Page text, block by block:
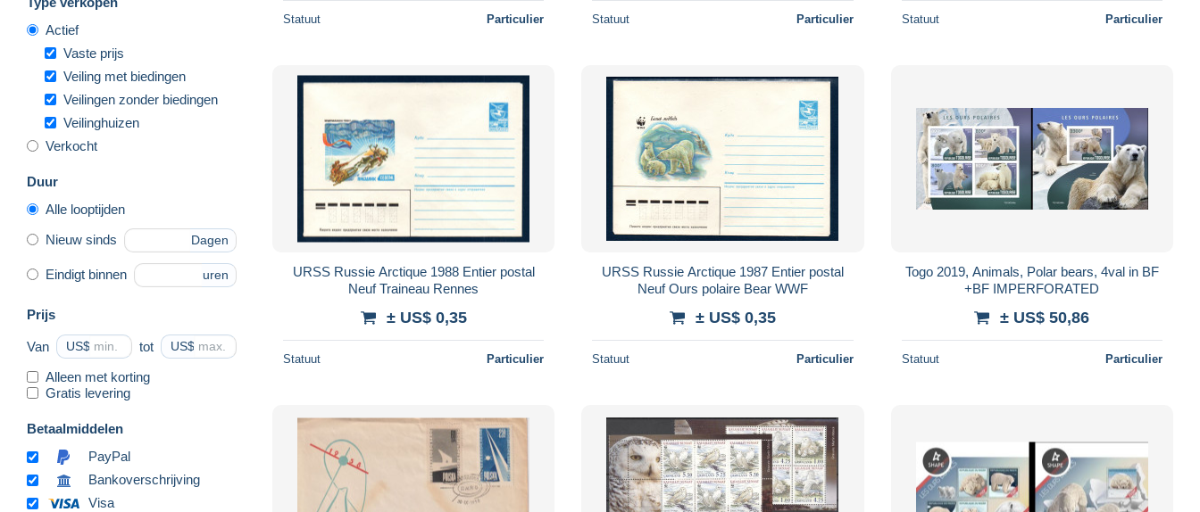
Actief
Vaste prijs
Veiling met biedingen
Veilingen zonder biedingen
Veilinghuizen
Verkocht
Duur
Alle looptijden
Nieuw sinds Dagen
Eindigt binnen uren
Prijs
Van US$ tot US$
Alleen met korting
Gratis levering
Betaalmiddelen
PayPal
Bankoverschrijving
Visa
Statuut Particulier Statuut Particulier Statuut Particulier
URSS Russie Arctique 1988 Entier postal
Neuf Traineau Rennes
± US$ 0,35
Statuut Particulier
URSS Russie Arctique 1987 Entier postal
Neuf Ours polaire Bear WWF
± US$ 0,35
Statuut Particulier
Togo 2019, Animals, Polar bears, 4val in BF
+BF IMPERFORATED
± US$ 50,86
Statuut Particulier